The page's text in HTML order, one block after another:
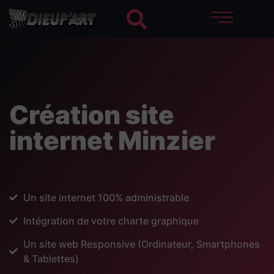
Création site
internet Minzier
Un site internet 100% administrable
Intégration de votre charte graphique
Un site web Responsive (Ordinateur, Smartphones
& Tablettes)